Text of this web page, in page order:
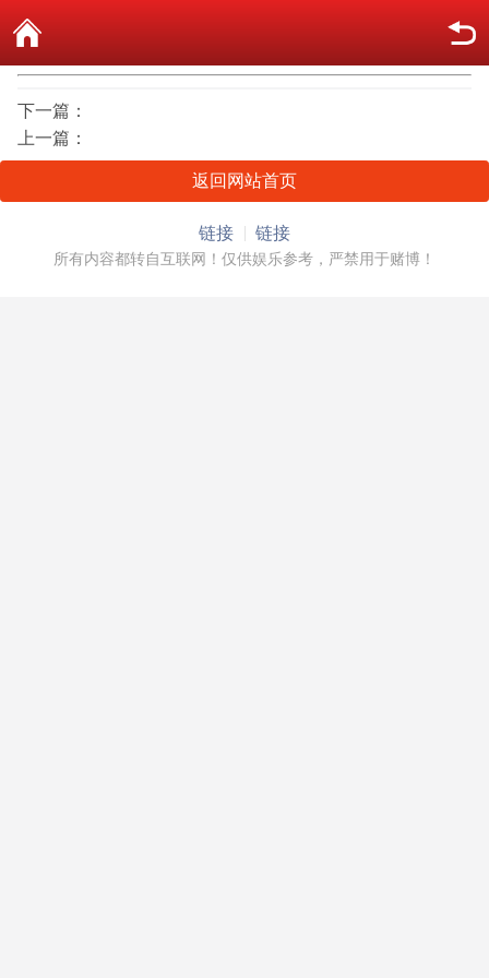
下一篇：
上一篇：
返回网站首页
链接 链接
所有内容都转自互联网！仅供娱乐参考，严禁用于赌博！